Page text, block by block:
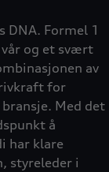
DNA. Formel 1
vår og et svært
av
for
Med det
å
har klare
styreleder i